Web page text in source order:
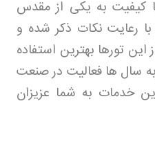
کیفیت به یکی از مقدس
رعایت نکات ذکر شده و
تورها بهترین استفاده
سال ها فعالیت در صنعت
خدمات به شما عزیزان